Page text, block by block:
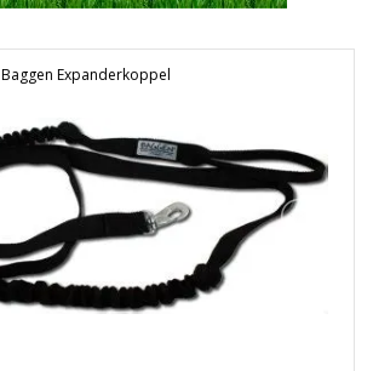
Baggen Expanderkoppel